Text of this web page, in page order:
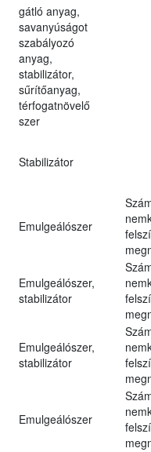
gátló anyag,
savanyúságot
szabályozó
anyag,
stabilizátor,
sűrítőanyag,
térfogatnövelő
szer
Stabilizátor
Emulgeálószer
Emulgeálószer,
stabilizátor
Emulgeálószer,
stabilizátor
Emulgeálószer